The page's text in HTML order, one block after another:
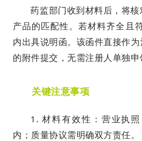
药监部门收到材料后，将
产品的匹配性。若材料齐全且
内出具说明函。该函件直接作
的附件提交，无需注册人单独申
关键注意事项
1. 材料有效性：营业执
内；质量协议需明确双方责任。